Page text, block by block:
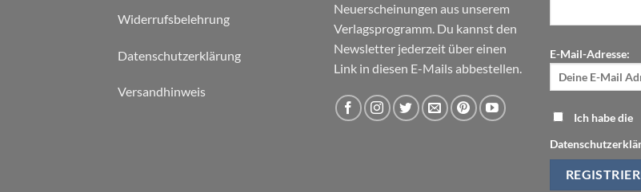
Widerrufsbelehrung
Datenschutzerklärung
Versandhinweis
Neuerscheinungen aus unserem
Verlagsprogramm. Du kannst den
Newsletter jederzeit über einen
Link in diesen E-Mails abbestellen.
E-Mail-Adresse:
Ich habe die